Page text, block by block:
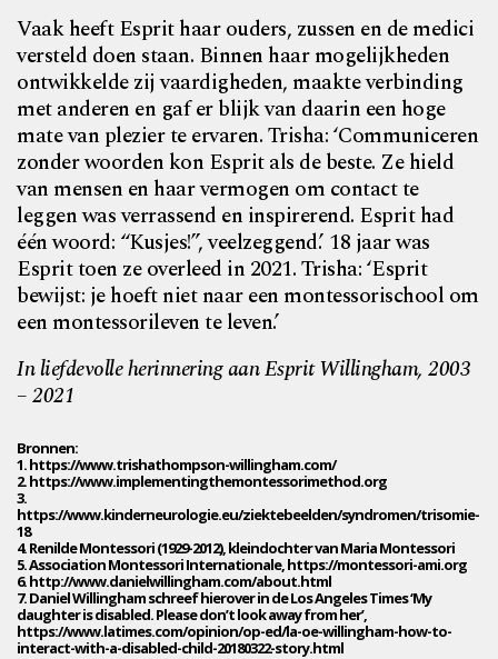
Vaak heeft Esprit haar ouders, zussen en de medici
versteld doen staan. Binnen haar mogelijkheden
ontwikkelde zij vaardigheden, maakte verbinding
met anderen en gaf er blijk van daarin een hoge
mate van plezier te ervaren. Trisha: ‘Communiceren
zonder woorden kon Esprit als de beste. Ze hield
van mensen en haar vermogen om contact te
leggen was verrassend en inspirerend. Esprit had
één woord: “Kusjes!”, veelzeggend.’ 18 jaar was
Esprit toen ze overleed in 2021. Trisha: ‘Esprit
bewijst: je hoeft niet naar een montessorischool om
een montessorileven te leven.’
In liefdevolle herinnering aan Esprit Willingham, 2003
– 2021
Bronnen:
1. https://www.trishathompson-willingham.com/
2. https://www.implementingthemontessorimethod.org
3.
https://www.kinderneurologie.eu/ziektebeelden/syndromen/trisomie-
18
4. Renilde Montessori (1929-2012), kleindochter van Maria Montessori
5. Association Montessori Internationale, https://montessori-ami.org
6. http://www.danielwillingham.com/about.html
7. Daniel Willingham schreef hierover in de Los Angeles Times ‘My
daughter is disabled. Please don’t look away from her’,
https://www.latimes.com/opinion/op-ed/la-oe-willingham-how-to-
interact-with-a-disabled-child-20180322-story.html